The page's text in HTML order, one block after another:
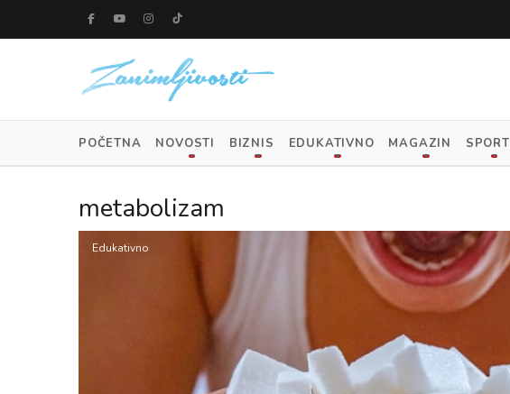
POČETNA NOVOSTI BIZNIS EDUKATIVNO MAGAZIN SPORT
metabolizam
Edukativno